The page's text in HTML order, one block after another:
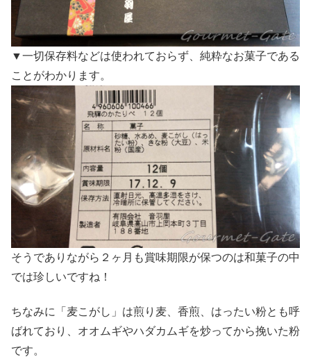
▼一切保存料などは使われておらず、純粋なお菓子である
ことがわかります。
そうでありながら２ヶ月も賞味期限が保つのは和菓子の中
では珍しいですね！
ちなみに「麦こがし」は煎り麦、香煎、はったい粉とも呼
ばれており、オオムギやハダカムギを炒ってから挽いた粉
です。